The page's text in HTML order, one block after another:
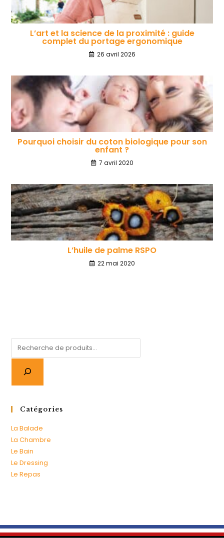
L’art et la science de la proximité : guide
complet du portage ergonomique
26 avril 2026
Pourquoi choisir du coton biologique pour son
enfant ?
7 avril 2020
L’huile de palme RSPO
22 mai 2020
Catégories
La Balade
La Chambre
Le Bain
Le Dressing
Le Repas